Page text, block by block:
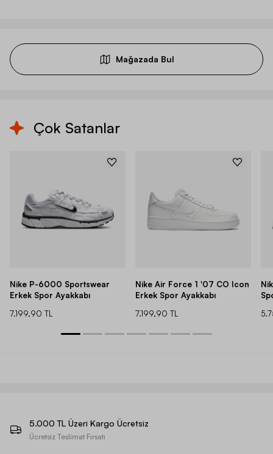
Mağazada Bul
Çok Satanlar
Nike P-6000 Sportswear
Erkek Spor Ayakkabı
7.199,90 TL
Nike Air Force 1 '07 CO Icon
Erkek Spor Ayakkabı
7.199,90 TL
5.000 TL Üzeri Kargo Ücretsiz
Ücretsiz Teslimat Fırsatı